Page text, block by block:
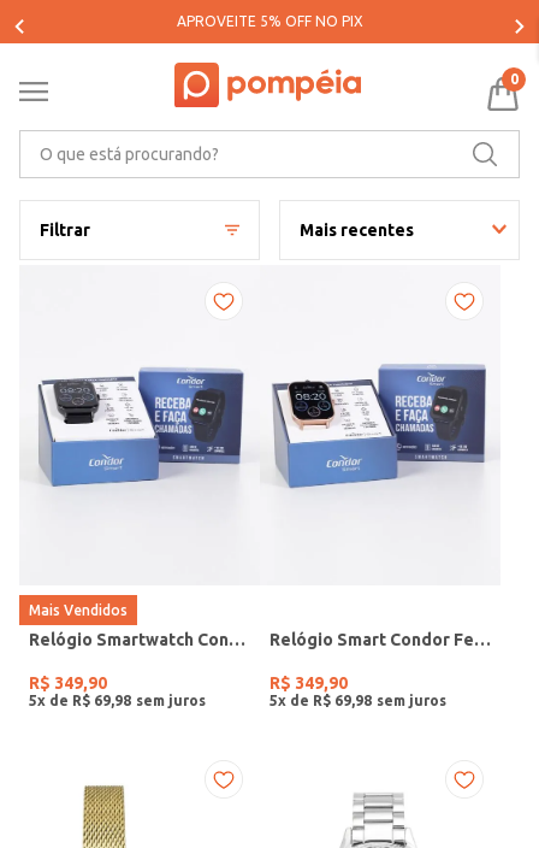
PARCELE SUAS COMPRAS EM ATÉ 5X SEM JUROS*
0
Filtrar Mais recentes
Mais Vendidos
Relógio Smartwatch Condor PRETO
R$ 349,90
5x de R$ 69 98
Relógio Smart Condor Feminino ROSE
R$ 349,90
5x de R$ 69 98